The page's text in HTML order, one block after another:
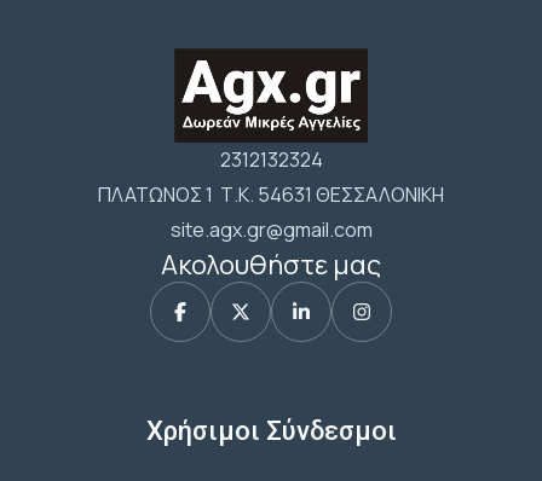
2312132324
ΠΛΑΤΩΝΟΣ 1 Τ.Κ. 54631 ΘΕΣΣΑΛΟΝΙΚΗ
site.agx.gr@gmail.com
Ακολουθήστε μας
Χρήσιμοι Σύνδεσμοι